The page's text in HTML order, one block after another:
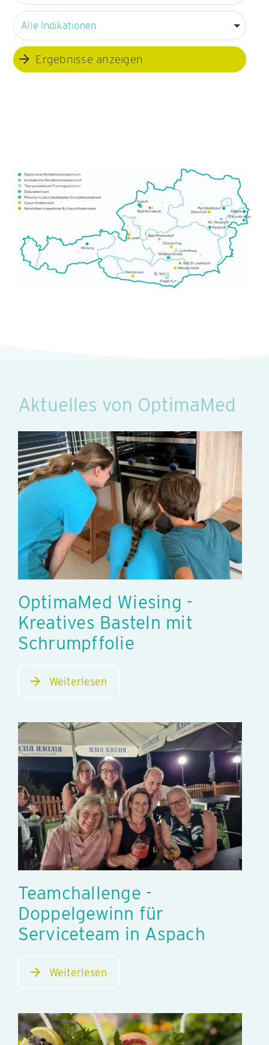
Alle Indikationen
Ergebnisse anzeigen
Aktuelles von OptimaMed
OptimaMed Wiesing -
Kreatives Basteln mit
Schrumpffolie
Weiterlesen
Teamchallenge -
Doppelgewinn für
Serviceteam in Aspach
Weiterlesen